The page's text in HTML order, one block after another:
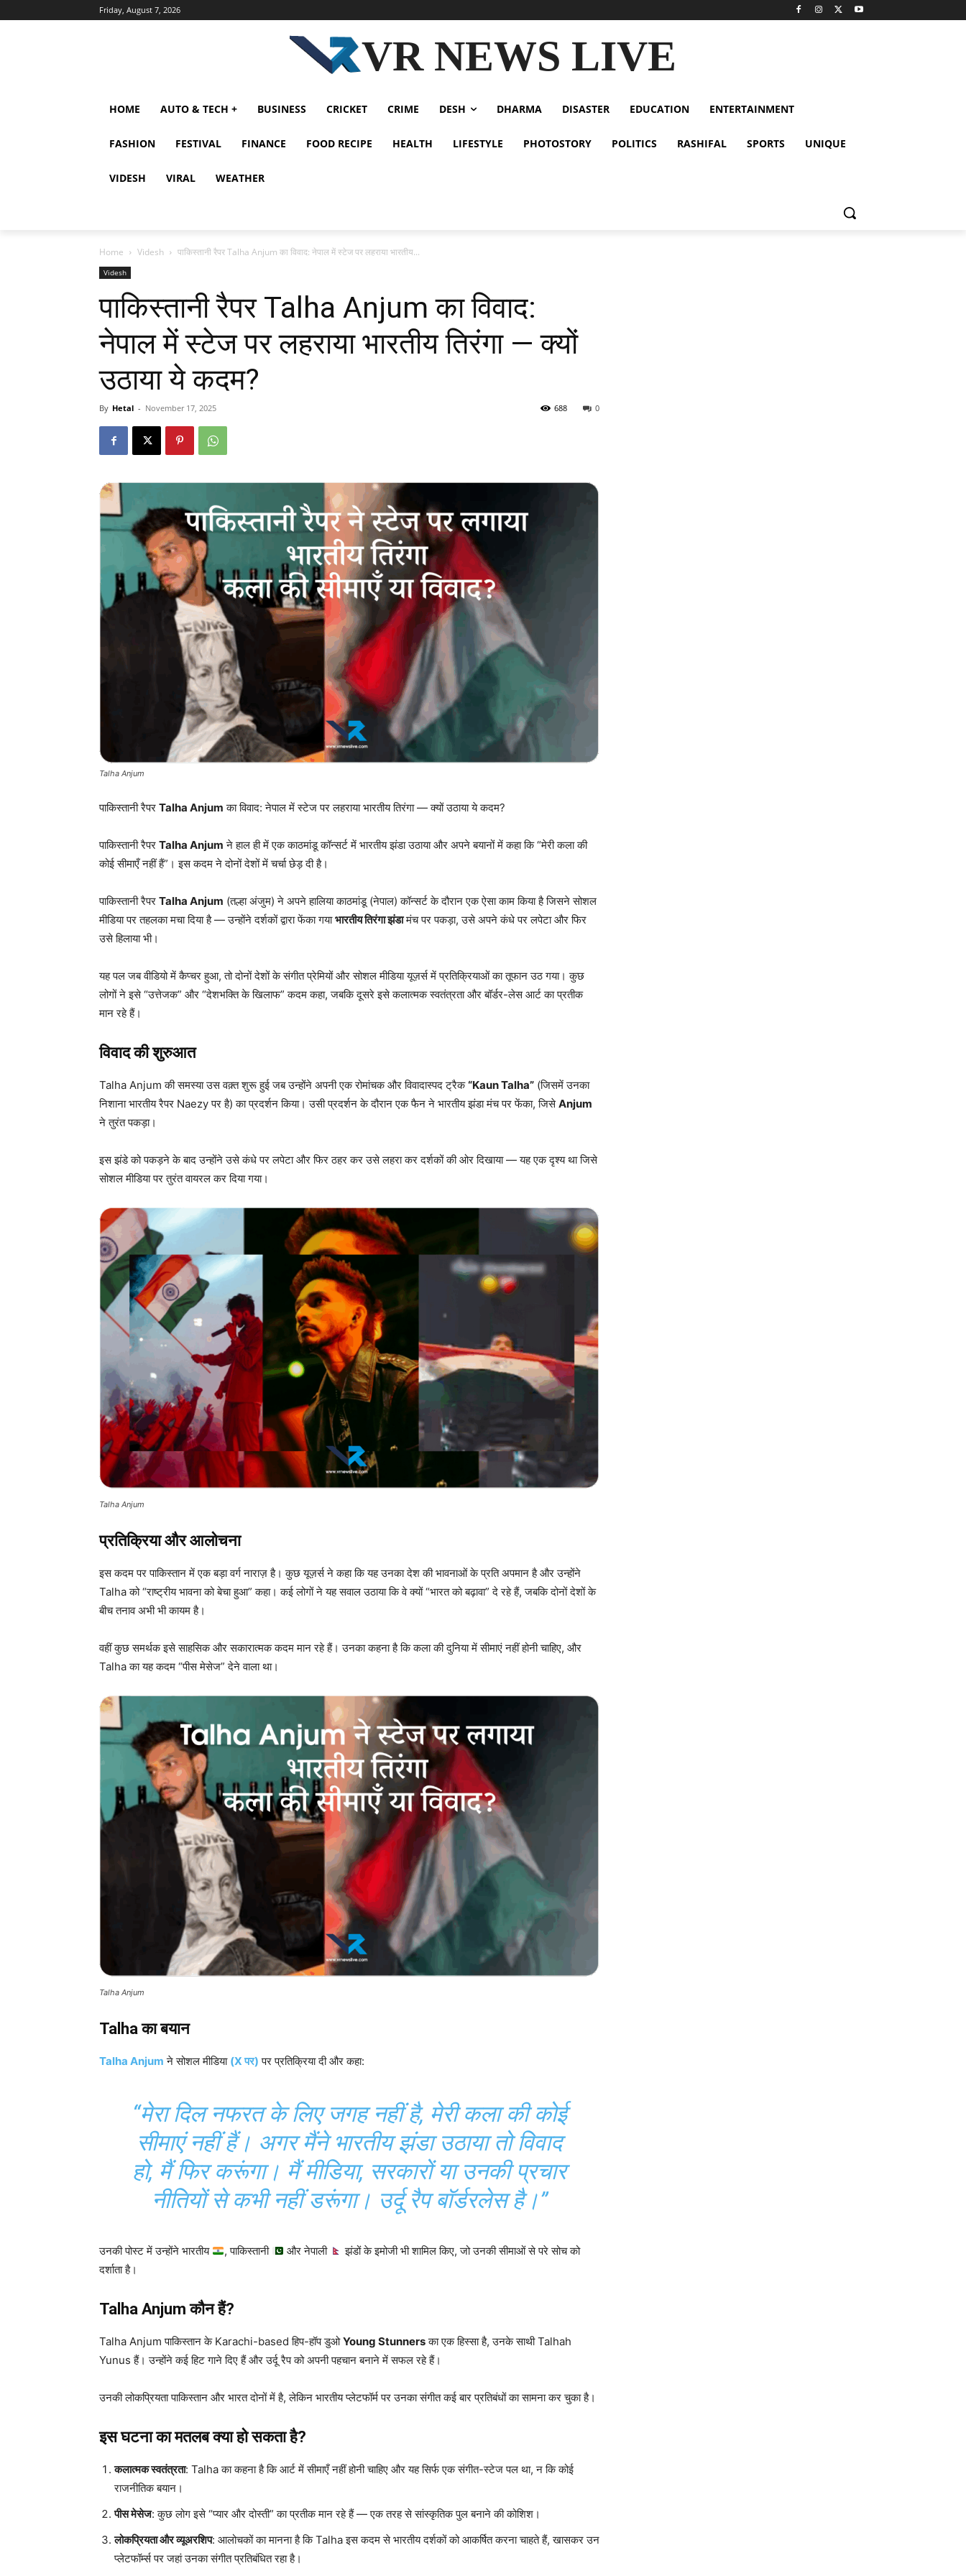
Friday, August 7, 2026
VR NEWS LIVE
HOME AUTO & TECH + BUSINESS CRICKET CRIME DESH DHARMA DISASTER EDUCATION ENTERTAINMENT
FASHION FESTIVAL FINANCE FOOD RECIPE HEALTH LIFESTYLE PHOTOSTORY POLITICS RASHIFAL SPORTS UNIQUE
VIDESH VIRAL WEATHER
Home Videsh पाकिस्तानी रैपर Talha Anjum का विवाद: नेपाल में स्टेज पर लहराया भारतीय...
Videsh
पाकिस्तानी रैपर Talha Anjum का विवाद:
नेपाल में स्टेज पर लहराया भारतीय तिरंगा — क्यों
उठाया ये कदम?
By Hetal - November 17, 2025 0
688
Talha Anjum
पाकिस्तानी रैपर Talha Anjum का विवाद: नेपाल में स्टेज पर लहराया भारतीय तिरंगा — क्यों उठाया ये कदम?
पाकिस्तानी रैपर Talha Anjum ने हाल ही में एक काठमांडू कॉन्सर्ट में भारतीय झंडा उठाया और अपने बयानों में कहा कि “मेरी कला की
कोई सीमाएँ नहीं हैं”। इस कदम ने दोनों देशों में चर्चा छेड़ दी है।
पाकिस्तानी रैपर Talha Anjum (तल्हा अंजुम) ने अपने हालिया काठमांडू (नेपाल) कॉन्सर्ट के दौरान एक ऐसा काम किया है जिसने सोशल
मीडिया पर तहलका मचा दिया है — उन्होंने दर्शकों द्वारा फेंका गयाभारतीय तिरंगा झंडामंच पर पकड़ा, उसे अपने कंधे पर लपेटा और फिर
उसे हिलाया भी।
यह पल जब वीडियो में कैप्चर हुआ, तो दोनों देशों के संगीत प्रेमियों और सोशल मीडिया यूज़र्स में प्रतिक्रियाओं का तूफान उठ गया। कुछ
लोगों ने इसे “उत्तेजक” और “देशभक्ति के खिलाफ” कदम कहा, जबकि दूसरे इसे कलात्मक स्वतंत्रता और बॉर्डर-लेस आर्ट का प्रतीक
मान रहे हैं।
विवाद की शुरुआत
Talha Anjum की समस्या उस वक़्त शुरू हुई जब उन्होंने अपनी एक रोमांचक और विवादास्पद ट्रैक“Kaun Talha” (जिसमें उनका
निशाना भारतीय रैपर Naezy पर है) का प्रदर्शन किया। उसी प्रदर्शन के दौरान एक फैन ने भारतीय झंडा मंच पर फेंका, जिसेAnjum
ने तुरंत पकड़ा।
इस झंडे को पकड़ने के बाद उन्होंने उसे कंधे पर लपेटा और फिर ठहर कर उसे लहरा कर दर्शकों की ओर दिखाया — यह एक दृश्य था जिसे
सोशल मीडिया पर तुरंत वायरल कर दिया गया।
Talha Anjum
प्रतिक्रिया और आलोचना
इस कदम पर पाकिस्तान में एक बड़ा वर्ग नाराज़ है। कुछ यूज़र्स ने कहा कि यह उनका देश की भावनाओं के प्रति अपमान है और उन्होंने
Talha को “राष्ट्रीय भावना को बेचा हुआ” कहा। कई लोगों ने यह सवाल उठाया कि वे क्यों “भारत को बढ़ावा” दे रहे हैं, जबकि दोनों देशों के
बीच तनाव अभी भी कायम है।
वहीं कुछ समर्थक इसे साहसिक और सकारात्मक कदम मान रहे हैं। उनका कहना है कि कला की दुनिया में सीमाएं नहीं होनी चाहिए, और
Talha का यह कदम “पीस मेसेज” देने वाला था।
Talha Anjum
Talha का बयान
Talha Anjum ने सोशल मीडिया (X पर) पर प्रतिक्रिया दी और कहा:
“मेरा दिल नफरत के लिए जगह नहीं है, मेरी कला की कोई
सीमाएं नहीं हैं। अगर मैंने भारतीय झंडा उठाया तो विवाद
हो, मैं फिर करूंगा। मैं मीडिया, सरकारों या उनकी प्रचार
नीतियों से कभी नहीं डरूंगा। उर्दू रैप बॉर्डरलेस है।”
उनकी पोस्ट में उन्होंने भारतीय , पाकिस्तानी और नेपाली
झंडों के इमोजी भी शामिल किए, जो उनकी सीमाओं से परे सोच को
दर्शाता है।
Talha Anjum कौन हैं?
Talha Anjum पाकिस्तान के Karachi-based हिप-हॉप डुओYoung Stunnersका एक हिस्सा है, उनके साथी Talhah
Yunus हैं। उन्होंने कई हिट गाने दिए हैं और उर्दू रैप को अपनी पहचान बनाने में सफल रहे हैं।
उनकी लोकप्रियता पाकिस्तान और भारत दोनों में है, लेकिन भारतीय प्लेटफॉर्म पर उनका संगीत कई बार प्रतिबंधों का सामना कर चुका है।
इस घटना का मतलब क्या हो सकता है?
कलात्मक स्वतंत्रता: Talha का कहना है कि आर्ट में सीमाएँ नहीं होनी चाहिए और यह सिर्फ एक संगीत-स्टेज पल था, न कि कोई
राजनीतिक बयान।
पीस मेसेज: कुछ लोग इसे “प्यार और दोस्ती” का प्रतीक मान रहे हैं — एक तरह से सांस्कृतिक पुल बनाने की कोशिश।
लोकप्रियता और व्यूअरशिप: आलोचकों का मानना है कि Talha इस कदम से भारतीय दर्शकों को आकर्षित करना चाहते हैं, खासकर उन
प्लेटफॉर्म्स पर जहां उनका संगीत प्रतिबंधित रहा है।